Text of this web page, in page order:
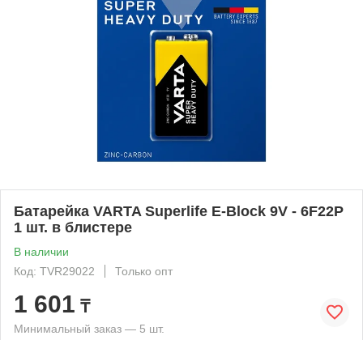
Батарейка VARTA Superlife E-Block 9V - 6F22P
1 шт. в блистере
В наличии
Код: TVR29022
Только опт
1 601 ₸
Минимальный заказ — 5 шт.